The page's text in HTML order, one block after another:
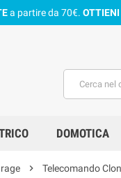
a partire da 70€.
DOMOTICA
chevron_right Telecomando